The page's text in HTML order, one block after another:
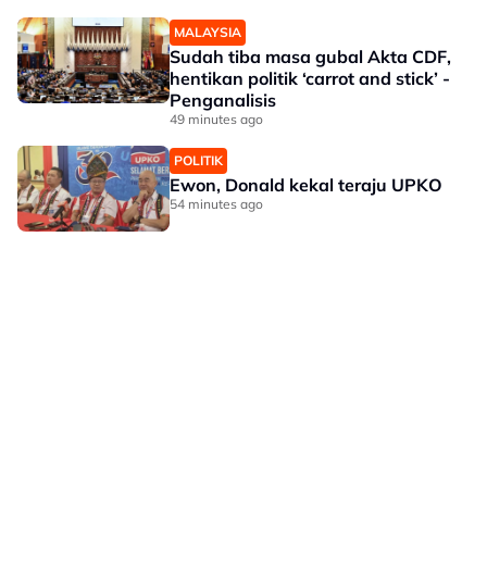
MALAYSIA
Sudah tiba masa gubal Akta CDF,
hentikan politik ‘carrot and stick’ -
Penganalisis
49 minutes ago
POLITIK
Ewon, Donald kekal teraju UPKO
54 minutes ago